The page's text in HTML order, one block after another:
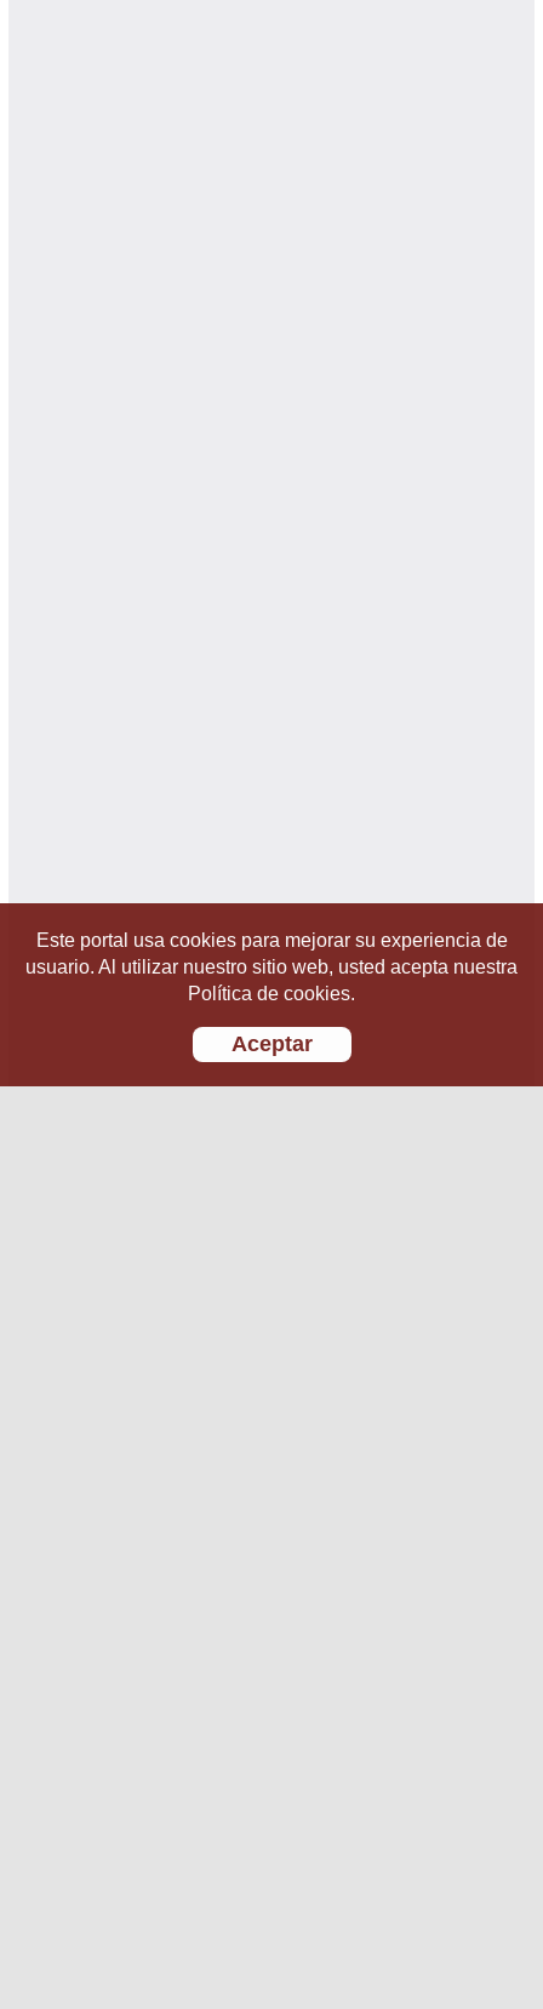
Este portal usa cookies para mejorar su experiencia de
usuario. Al utilizar nuestro sitio web, usted acepta nuestra
Política de cookies.
Aceptar